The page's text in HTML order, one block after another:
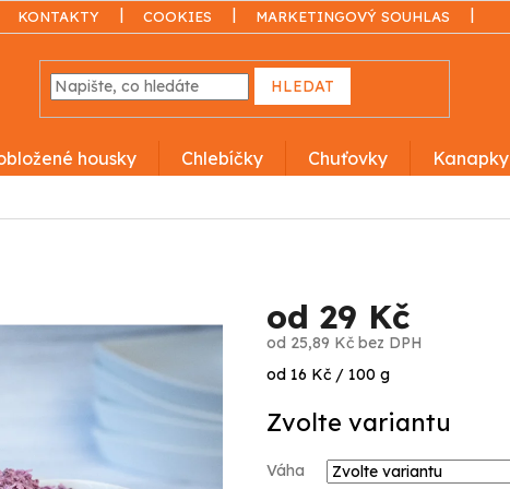
KONTAKTY COOKIES MARKETINGOVÝ SOUHLAS
HLEDAT
housky Chlebíčky Chuťovky Kanapky
od 29 Kč
od 25,89 Kč bez DPH
Měrná
od 16 Kč / 100 g
Zvolte variantu
Váha